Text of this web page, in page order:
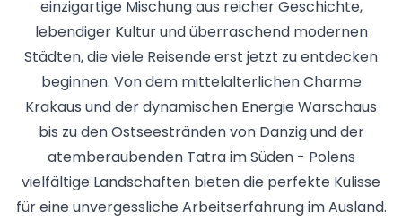
einzigartige Mischung aus reicher Geschichte,
lebendiger Kultur und überraschend modernen
Städten, die viele Reisende erst jetzt zu entdecken
beginnen. Von dem mittelalterlichen Charme
Krakaus und der dynamischen Energie Warschaus
bis zu den Ostseestränden von Danzig und der
atemberaubenden Tatra im Süden - Polens
vielfältige Landschaften bieten die perfekte Kulisse
für eine unvergessliche Arbeitserfahrung im Ausland.